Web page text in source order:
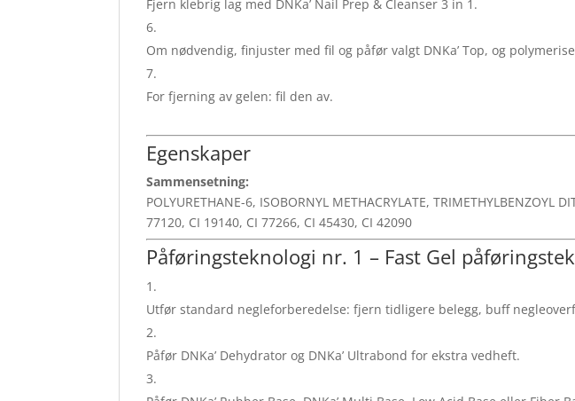
Fjern klebrig lag med DNKa’ Nail Prep & Cleanser 3 in 1.
Om nødvendig, finjuster med fil og påfør valgt DNKa’ Top, og
For fjerning av gelen: fil den av.
Egenskaper
Sammensetning:
POLYURETHANE-6, ISOBORNYL METHACRYLATE, TRIMETHYLBENZOYL
77120, CI 19140, CI 77266, CI 45430, CI 42090
Påføringsteknologi nr. 1 – Fast Gel
Utfør standard negleforberedelse: fjern tidligere belegg, buff
Påfør DNKa’ Dehydrator og DNKa’ Ultrabond for ekstra vedheft.